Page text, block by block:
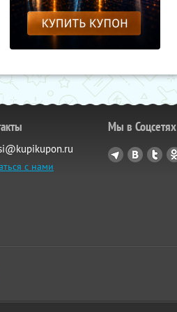
с нами
Мы в Соцсетях